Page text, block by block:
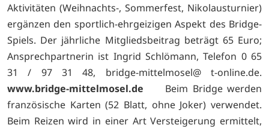
Aktivitäten (Weihnachts-, Sommerfest, Nikolausturnier)
ergänzen den sportlich-ehrgeizigen Aspekt des Bridge-
Spiels. Der jährliche Mitgliedsbeitrag beträgt 65 Euro;
Ansprechpartnerin ist Ingrid Schlömann, Telefon 0 65
31 / 97 31 48, bridge-mittelmosel@ t-online.de.
www.bridge-mittelmosel.de
Beim Bridge werden
französische Karten (52 Blatt, ohne Joker) verwendet.
Beim Reizen wird in einer Art Versteigerung ermittelt,